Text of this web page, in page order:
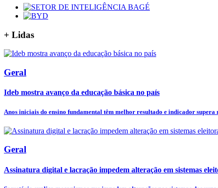
+ Lidas
Geral
Ideb mostra avanço da educação básica no país
Anos iniciais do ensino fundamental têm melhor resultado e indicador supera
Geral
Assinatura digital e lacração impedem alteração em sistemas